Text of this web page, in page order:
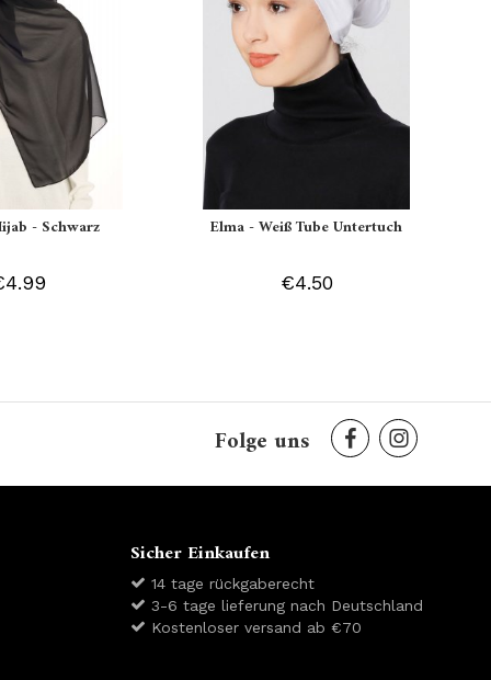
- Schwarz Elma - Weiß Tube Untertuch
€4.50
Folge uns
Sicher Einkaufen
14 tage rückgaberecht
3-6 tage lieferung nach Deutschland
Kostenloser versand ab €70